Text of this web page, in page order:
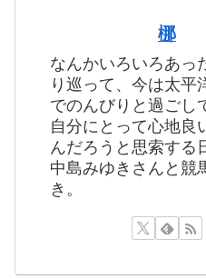
梛
なんかいろいろあっ
り巡って、今は太平
でのんびりと過ごし
自分にとって心地良
んだろうと思索する
中島みゆきさんと競
き。